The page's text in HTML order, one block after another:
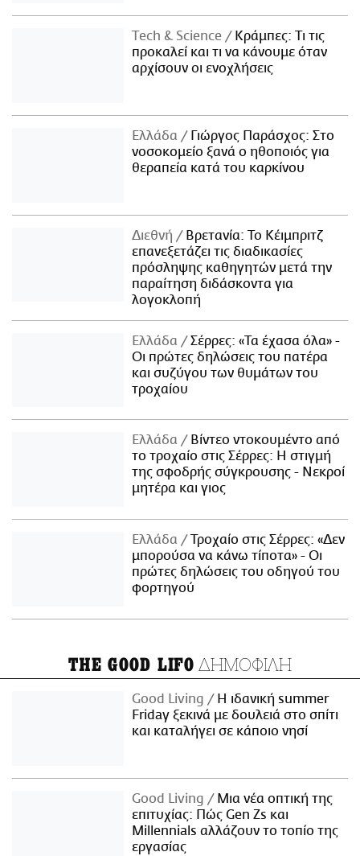
Τech & Science
Κράμπες: Τι τις
προκαλεί και τι να κάνουμε όταν
αρχίσουν οι ενοχλήσεις
Ελλάδα
Γιώργος Παράσχος: Στο
νοσοκομείο ξανά ο ηθοποιός για
θεραπεία κατά του καρκίνου
Διεθνή
Βρετανία: Το Κέιμπριτζ
επανεξετάζει τις διαδικασίες
πρόσληψης καθηγητών μετά την
παραίτηση διδάσκοντα για
λογοκλοπή
Ελλάδα
Σέρρες: «Τα έχασα όλα» -
Οι πρώτες δηλώσεις του πατέρα
και συζύγου των θυμάτων του
τροχαίου
Ελλάδα
Βίντεο ντοκουμέντο από
το τροχαίο στις Σέρρες: Η στιγμή
της σφοδρής σύγκρουσης - Νεκροί
μητέρα και γιος
Ελλάδα
Τροχαίο στις Σέρρες: «Δεν
μπορούσα να κάνω τίποτα» - Οι
πρώτες δηλώσεις του οδηγού του
φορτηγού
THE GOOD LIFO ΔΗΜΟΦΙΛΗ
Good Living
Η ιδανική summer
Friday ξεκινά με δουλειά στο σπίτι
και καταλήγει σε κάποιο νησί
Good Living
Μια νέα οπτική της
επιτυχίας: Πώς Gen Zs και
Millennials αλλάζουν το τοπίο της
εργασίας